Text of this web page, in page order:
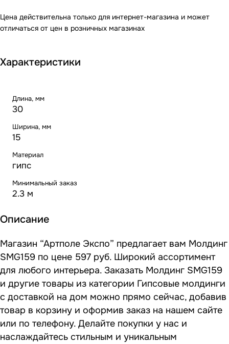
Цена действительна только для интернет-магазина и может
отличаться от цен в розничных магазинах
Характеристики
Длина, мм
30
Ширина, мм
15
Материал
гипс
Минимальный заказ
2.3 м
Описание
Магазин “Артполе Экспо” предлагает вам Молдинг
SMG159 по цене 597 руб. Широкий ассортимент
для любого интерьера. Заказать Молдинг SMG159
и другие товары из категории Гипсовые молдинги
с доставкой на дом можно прямо сейчас, добавив
товар в корзину и оформив заказ на нашем сайте
или по телефону. Делайте покупки у нас и
наслаждайтесь стильным и уникальным